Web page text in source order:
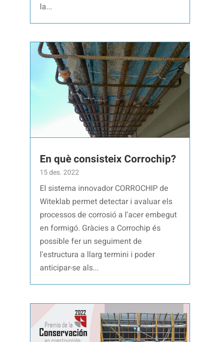
la...
En què consisteix Corrochip?
15 des. 2022
El sistema innovador CORROCHIP de
Witeklab permet detectar i avaluar els
processos de corrosió a l'acer embegut
en formigó. Gràcies a Corrochip és
possible fer un seguiment de
l'estructura a llarg termini i poder
anticipar-se als...